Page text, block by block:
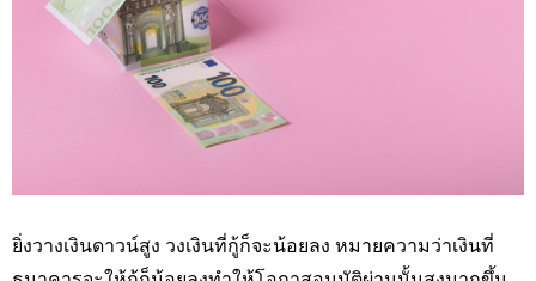
ยิ่งวางเงินดาวน์สูง วงเงินที่กู้ก็จะน้อยลง หมายความว่าเงินที่